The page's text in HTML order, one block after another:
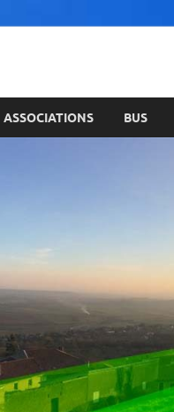
ASSOCIATIONS BUS